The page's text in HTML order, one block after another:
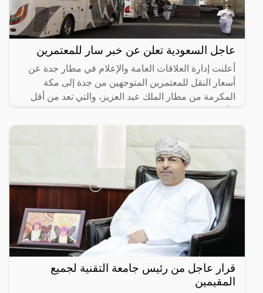
عاجل السعودية تعلن عن خبر سار للمعتمرين
أعلنت إدارة العلاقات العامة والإعلام في مطار جدة عن
أسعار النقل للمعتمرين المتوجهين من جدة إلى مكة
المكرمة من مطار الملك عبد العزيز، والتي تعد من أقل
قرار عاجل من رئيس جامعة التقنية لجميع
المقيمين